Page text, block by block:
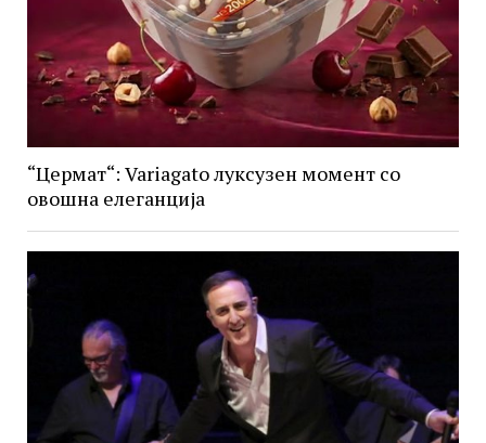
“Цермат“: Variagato луксузен момент со
овошна елеганција